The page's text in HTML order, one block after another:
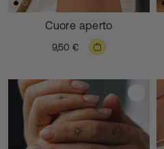
Cuore aperto
9,50 €